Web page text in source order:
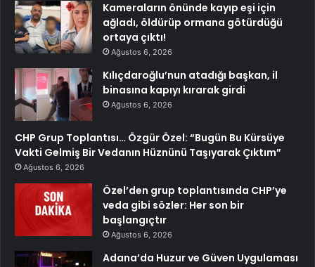
Kameraların önünde kayıp eşi için
ağladı, öldürüp ormana götürdüğü
ortaya çıktı!
Ağustos 6, 2026
Kılıçdaroğlu’nun atadığı başkan, il
binasına kapıyı kırarak girdi
Ağustos 6, 2026
CHP Grup Toplantısı… Özgür Özel: “Bugün Bu Kürsüye
Vakti Gelmiş Bir Vedanın Hüznünü Taşıyarak Çıktım”
Ağustos 6, 2026
Özel’den grup toplantısında CHP’ye
veda gibi sözler: Her son bir
başlangıçtır
Ağustos 6, 2026
Adana’da Huzur ve Güven Uygulaması